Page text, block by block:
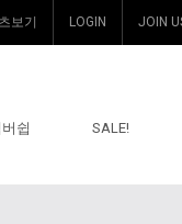
보기 LOGIN JOIN
쉽 SALE!